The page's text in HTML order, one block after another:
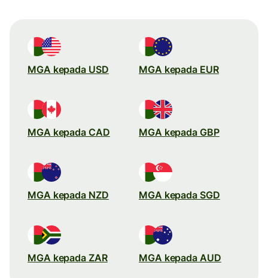
MGA kepada USD MGA kepada EUR
MGA kepada CAD MGA kepada GBP
MGA kepada NZD MGA kepada SGD
MGA kepada ZAR MGA kepada AUD